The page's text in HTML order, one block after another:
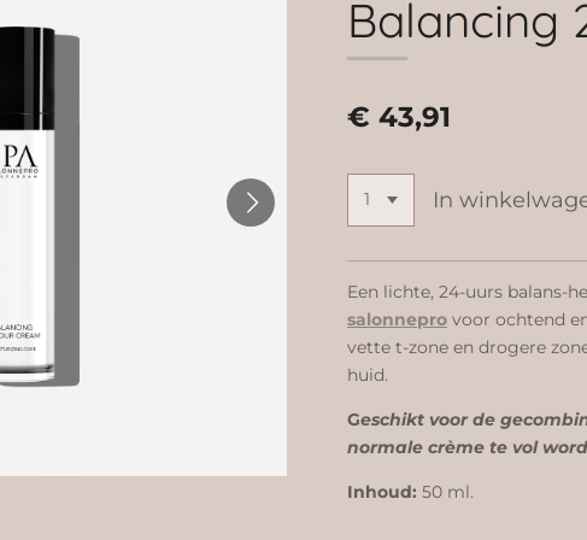
Balancing
€ 43,91
In
Een lichte, 24-uurs balans-
salonnepro voor ochtend
vette t-zone en drogere
huid.
Geschikt voor de
normale crème te vol
Inhoud: 50 ml.